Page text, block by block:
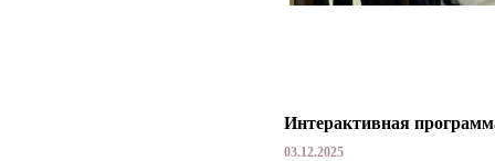
Интерактивная
03.12.2025